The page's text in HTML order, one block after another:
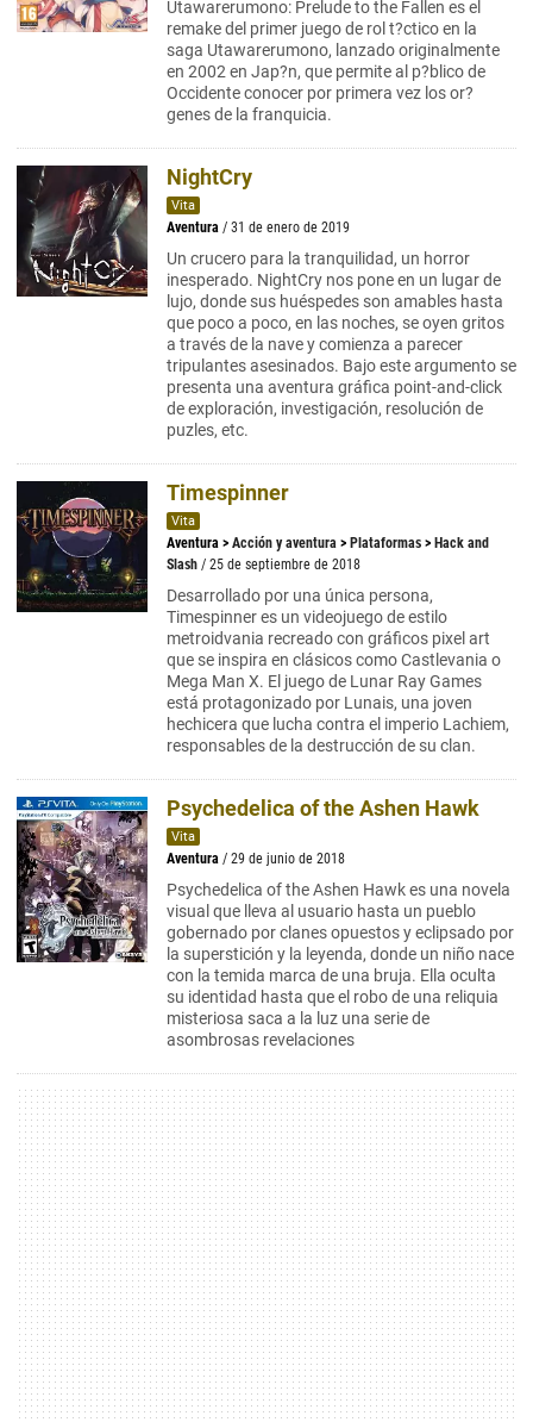
Utawarerumono: Prelude to the Fallen es el
remake del primer juego de rol t?ctico en la
saga Utawarerumono, lanzado originalmente
en 2002 en Jap?n, que permite al p?blico de
Occidente conocer por primera vez los or?
genes de la franquicia.
NightCry
Vita
Aventura / 31 de enero de 2019
Un crucero para la tranquilidad, un horror
inesperado. NightCry nos pone en un lugar de
lujo, donde sus huéspedes son amables hasta
que poco a poco, en las noches, se oyen gritos
a través de la nave y comienza a parecer
tripulantes asesinados. Bajo este argumento se
presenta una aventura gráfica point-and-click
de exploración, investigación, resolución de
puzles, etc.
Timespinner
Vita
Aventura > Acción y aventura > Plataformas > Hack and
Slash / 25 de septiembre de 2018
Desarrollado por una única persona,
Timespinner es un videojuego de estilo
metroidvania recreado con gráficos pixel art
que se inspira en clásicos como Castlevania o
Mega Man X. El juego de Lunar Ray Games
está protagonizado por Lunais, una joven
hechicera que lucha contra el imperio Lachiem,
responsables de la destrucción de su clan.
Psychedelica of the Ashen Hawk
Vita
Aventura / 29 de junio de 2018
Psychedelica of the Ashen Hawk es una novela
visual que lleva al usuario hasta un pueblo
gobernado por clanes opuestos y eclipsado por
la superstición y la leyenda, donde un niño nace
con la temida marca de una bruja. Ella oculta
su identidad hasta que el robo de una reliquia
misteriosa saca a la luz una serie de
asombrosas revelaciones